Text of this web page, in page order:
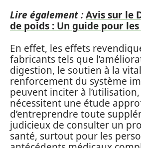
Lire également :Avis sur le
de poids : Un guide pour
En effet, les effets
fabricants tels que
digestion, le soutien à la
renforcement du système
peuvent inciter à
nécessitent une étude
d’entreprendre toute
judicieux de consulter un
santé, surtout pour les